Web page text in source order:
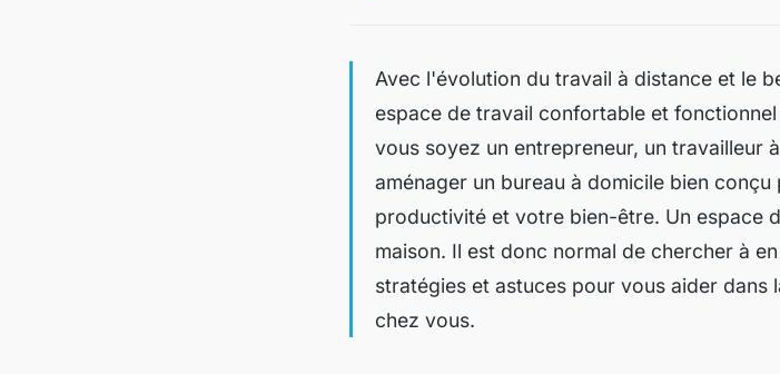
Avec l'évolution du travail à distance et le
espace de travail confortable et
vous soyez un entrepreneur, un travailleur
aménager un bureau à domicile bien
productivité et votre bien-être. Un espace
maison. Il est donc normal de chercher à
stratégies et astuces pour vous aider
chez vous.